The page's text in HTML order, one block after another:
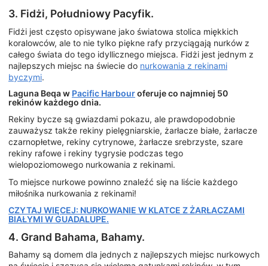
3. Fidżi, Południowy Pacyfik.
Fidżi jest często opisywane jako światowa stolica miękkich
koralowców, ale to nie tylko piękne rafy przyciągają nurków z
całego świata do tego idyllicznego miejsca. Fidżi jest jednym z
najlepszych miejsc na świecie do nurkowania z rekinami
byczymi.
Laguna Beqa w Pacific Harbouroferuje co najmniej 50
rekinów każdego dnia.
Rekiny bycze są gwiazdami pokazu, ale prawdopodobnie
zauważysz także rekiny pielęgniarskie, żarłacze białe, żarłacze
czarnopłetwe, rekiny cytrynowe, żarłacze srebrzyste, szare
rekiny rafowe i rekiny tygrysie podczas tego
wielopoziomowego nurkowania z rekinami.
To miejsce nurkowe powinno znaleźć się na liście każdego
miłośnika nurkowania z rekinami!
CZYTAJ WIĘCEJ: NURKOWANIE W KLATCE Z ŻARŁACZAMI
BIAŁYMI W GUADALUPE.
4. Grand Bahama, Bahamy.
Bahamy są domem dla jednych z najlepszych miejsc nurkowych